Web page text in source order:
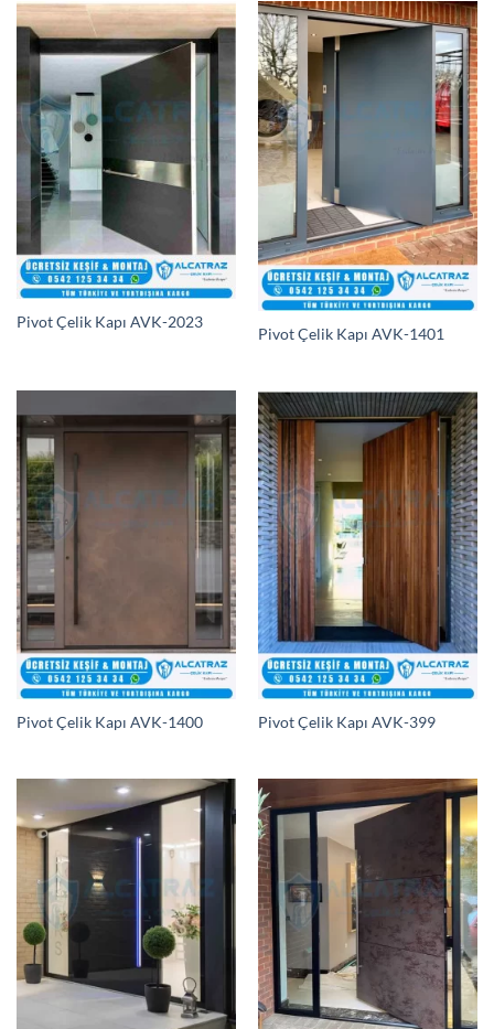
Pivot Çelik Kapı AVK-2023
Pivot Çelik Kapı AVK-1401
Pivot Çelik Kapı AVK-1400 Pivot Çelik Kapı AVK-399